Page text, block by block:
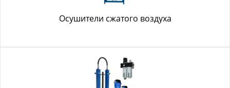
Осушители сжатого воздуха